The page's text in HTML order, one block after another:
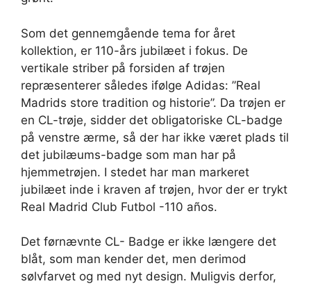
Som det gennemgående tema for året
kollektion, er 110-års jubilæet i fokus. De
vertikale striber på forsiden af trøjen
repræsenterer således ifølge Adidas: ”Real
Madrids store tradition og historie”. Da trøjen er
en CL-trøje, sidder det obligatoriske CL-badge
på venstre ærme, så der har ikke været plads til
det jubilæums-badge som man har på
hjemmetrøjen. I stedet har man markeret
jubilæet inde i kraven af trøjen, hvor der er trykt
Real Madrid Club Futbol -110 años.
Det førnævnte CL- Badge er ikke længere det
blåt, som man kender det, men derimod
sølvfarvet og med nyt design. Muligvis derfor,